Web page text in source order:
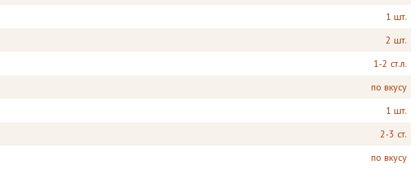
1 шт.
2 шт.
1-2 ст.л.
по вкусу
1 шт.
2-3 ст.
по вкусу